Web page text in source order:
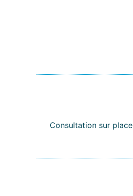
Consultation sur place